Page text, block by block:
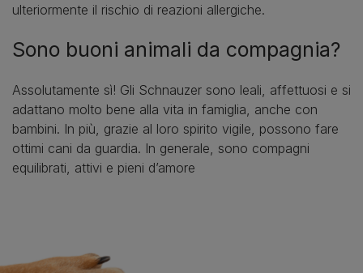
ulteriormente il rischio di reazioni allergiche.
Sono buoni animali da compagnia?
Assolutamente sì! Gli Schnauzer sono leali, affettuosi e si
adattano molto bene alla vita in famiglia, anche con
bambini. In più, grazie al loro spirito vigile, possono fare
ottimi cani da guardia. In generale, sono compagni
equilibrati, attivi e pieni d’amore